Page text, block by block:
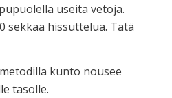
useita vetoja.
sekkaa hissuttelua. Tätä
kunto nousee
tasolle.